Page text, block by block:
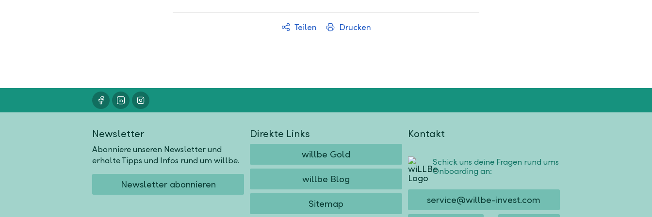
Teilen Drucken
Newsletter
Abonniere unseren Newsletter und
erhalte Tipps und Infos rund um willbe.
Newsletter abonnieren
Kontakt
Schick uns deine Fragen rund ums
Onboarding an:
service@willbe-invest.com
Direkte Links
willbe Gold
willbe Blog
Sitemap